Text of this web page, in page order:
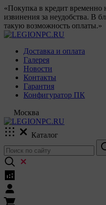
«Покупка в кредит
извинения за неудобства. В
такую возможность оплаты.»
Доставка и оплата
Галерея
Новости
Контакты
Гарантия
Конфигуратор ПК
Москва
Каталог